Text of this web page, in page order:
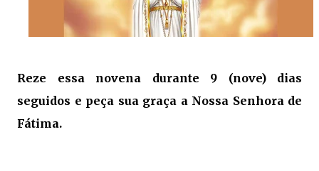
Reze essa novena durante 9 (nove) dias
seguidos e peça sua graça a Nossa Senhora de
Fátima.